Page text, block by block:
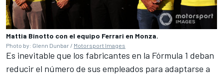
Mattia Binotto con el equipo Ferrari en Monza.
Photo by: Glenn Dunbar / Motorsport Images
Es inevitable que los fabricantes en la Fórmula 1 deban
reducir el número de sus empleados para adaptarse a